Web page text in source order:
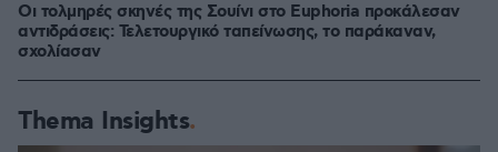
Οι τολμηρές σκηνές της Σουίνι στο Euphoria προκάλεσαν
αντιδράσεις: Τελετουργικό ταπείνωσης, το παράκαναν,
σχολίασαν
Thema Insights